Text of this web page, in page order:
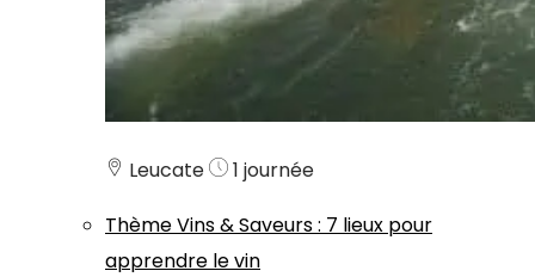
Leucate
1 journée
ThèmeVins & Saveurs: 7 lieux pour
apprendre le vin